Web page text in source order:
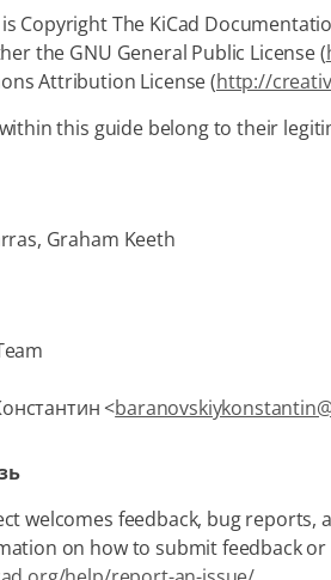
Copyright The KiCad
the GNU General Public License (
Attribution License (http://
this guide belong to their
Graham Keeth
<
welcomes feedback, bug
on how to submit feedback